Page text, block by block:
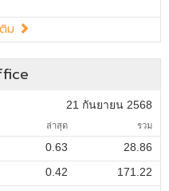
ม
21 กันยายน 2568
ล่าสุด รวม
0.63
28.86
0.42
171.22